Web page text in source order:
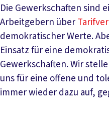
Die Gewerkschaften sind
Arbeitgebern über
demokratischer Werte.
Einsatz für eine
Gewerkschaften. Wir
uns für eine offene und
immer wieder dazu auf,